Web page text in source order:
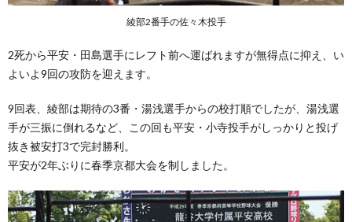
綾部2番手の佐々木投手
2死から平安・田島選手にレフト前へ運ばれますが無得点に抑え、い
よいよ9回の攻防を迎えます。
9回表、綾部は期待の3番・湯浅選手からの校打順でしたが、湯浅選
手が三振に倒れるなど、この回も平安・小寺投手がしっかりと投げ
抜き被安打3で完封勝利。
平安が2年ぶりに春季京都大会を制しました。